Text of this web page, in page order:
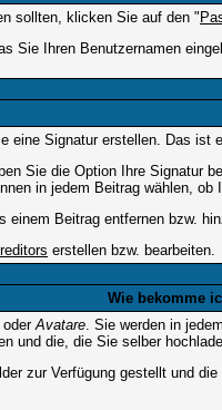
sollten, klicken Sie auf den "
Sie Ihren Benutzernamen
eine Signatur erstellen. Das
Sie die Option Ihre Signatur
in jedem Beitrag wählen,
Beitrag entfernen bzw.
erstellen bzw. bearbeiten.
Wie bekomme
oderAvatare. Sie werden in
und die, die Sie selber
zur Verfügung gestellt und